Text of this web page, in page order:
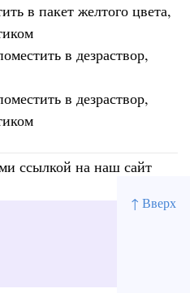
↑ Вверх
в пакет желтого цвета,
в дезраствор,
в дезраствор,
ссылкой на наш сайт